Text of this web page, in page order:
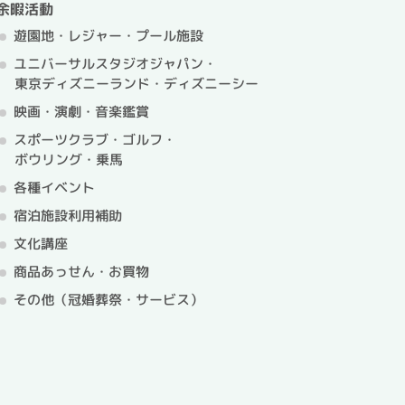
暇活動
遊園地・レジャー・プール施設
ユニバーサルスタジオジャパン・
東京ディズニーランド・ディズニーシー
映画・演劇・音楽鑑賞
スポーツクラブ・ゴルフ・
ボウリング・乗馬
各種イベント
宿泊施設利用補助
文化講座
商品あっせん・お買物
その他（冠婚葬祭・サービス）